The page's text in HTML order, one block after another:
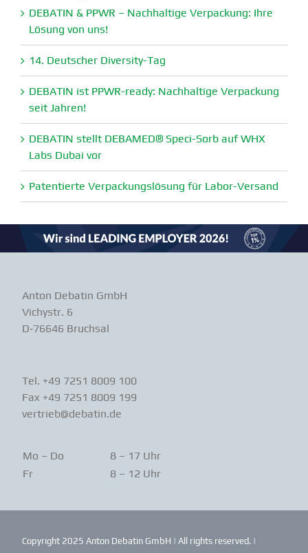
DEBATIN & PPWR – Nachhaltige Verpa­ckung: Ihre
Lösung von uns!
14. Deutscher Diversity-Tag
DEBATIN ist PPWR-ready: Nachhaltige Verpa­ckung
seit Jahren!
DEBATIN stellt DEBAMED® Speci-Sorb auf WHX
Labs Dubai vor
Paten­tierte Verpa­ckungs­lösung für Labor-Versand
Anton Debatin GmbH
Vichystr. 6
D‑76646 Bruchsal
Tel. +49 7251 8009 100
Fax +49 7251 8009 199
vertrieb@debatin.de
Mo – Do
8 – 17 Uhr
Fr
8 – 12 Uhr
Copyright 2025 Anton Debatin GmbH | All rights reserved. |